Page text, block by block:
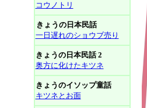
コウノトリ
きょうの日本民話
一日遅れのショウブ売り
きょうの日本民話 2
奥方に化けたキツネ
きょうのイソップ童話
キツネとお面